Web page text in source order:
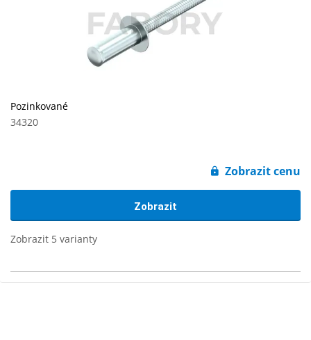
Pozinkované
34320
Zobrazit cenu
Zobrazit
Zobrazit 5 varianty